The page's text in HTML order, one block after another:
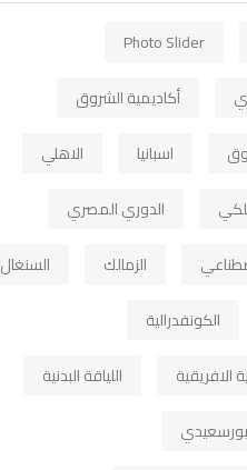
Photo Slider
أكاديمية الشروق
اسبانيا
الاهلي
الدوري المصري
الزمالك
السنغال
الكونفدرالية
الافريقية
اللياقة البدنية